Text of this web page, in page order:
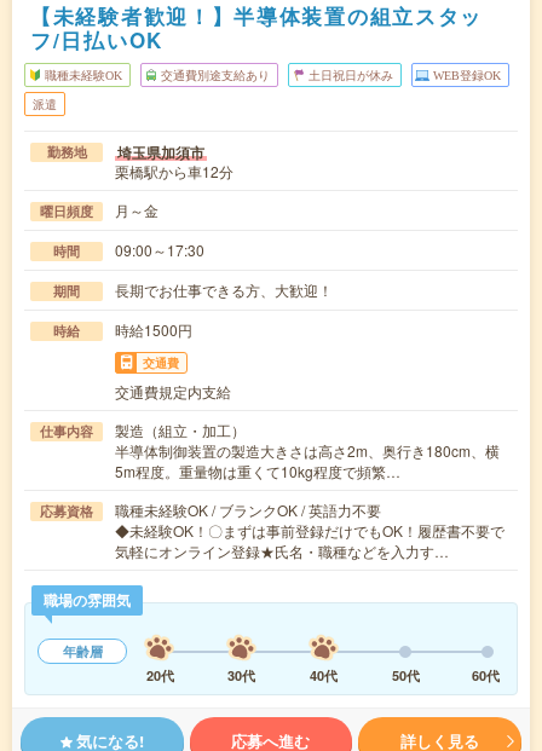
【未経験者歓迎！】半導体装置の組立スタッ
フ/日払いOK
職種未経験OK 交通費別途支給あり 土日祝日が休み WEB登録OK
派遣
勤務地 埼玉県加須市
栗橋駅から車12分
曜日頻度 月～金
時間 09:00～17:30
期間 長期でお仕事できる方、大歓迎！
時給 時給1500円
交通費
交通費規定内支給
仕事内容
製造（組立・加工）
半導体制御装置の製造大きさは高さ2m、奥行き180cm、横
5m程度。重量物は重くて10kg程度で頻繁…
応募資格
職種未経験OK / ブランクOK / 英語力不要
◆未経験OK！〇まずは事前登録だけでもOK！履歴書不要で
気軽にオンライン登録★氏名・職種などを入力す…
職場の雰囲気
年齢層
20代
30代 40代 50代 60代
気になる! 応募へ進む 詳しく見る